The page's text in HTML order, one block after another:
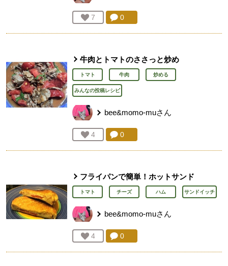
お気に入り登録：
7 人が登録コメント：
0
牛肉とトマトのささっと炒め
トマト 牛肉 炒める
みんなの投稿レシピ
bee&momo-muさん
お気に入り登録：
4 人が登録コメント：
0
フライパンで簡単！ホットサンド
トマト チーズ ハム サンドイッチ
bee&momo-muさん
お気に入り登録：
4 人が登録コメント：
0